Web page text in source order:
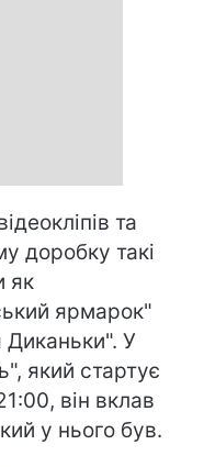
та
доробку такі
як
ярмарок"
Диканьки". У
який стартує
він вклав
у нього був.